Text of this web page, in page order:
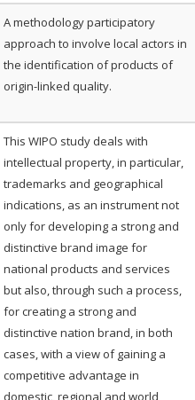
A methodology participatory
approach to involve local actors in
the identification of products of
origin-linked quality.
This WIPO study deals with
intellectual property, in particular,
trademarks and geographical
indications, as an instrument not
only for developing a strong and
distinctive brand image for
national products and services
but also, through such a process,
for creating a strong and
distinctive nation brand, in both
cases, with a view of gaining a
competitive advantage in
domestic, regional and world